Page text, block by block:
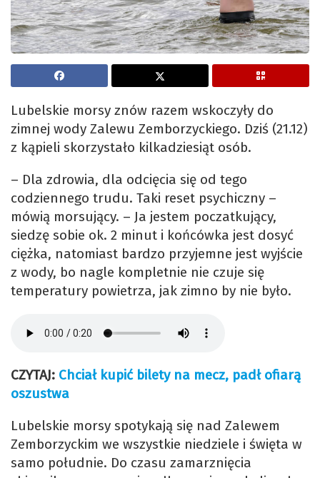
Lubelskie morsy znów razem wskoczyły do
zimnej wody Zalewu Zemborzyckiego. Dziś (21.12)
z kąpieli skorzystało kilkadziesiąt osób.
– Dla zdrowia, dla odcięcia się od tego
codziennego trudu. Taki reset psychiczny –
mówią morsujący. – Ja jestem poczatkujący,
siedzę sobie ok. 2 minut i końcówka jest dosyć
ciężka, natomiast bardzo przyjemne jest wyjście
z wody, bo nagle kompletnie nie czuje się
temperatury powietrza, jak zimno by nie było.
CZYTAJ: Chciał kupić bilety na mecz, padł ofiarą
oszustwa
Lubelskie morsy spotykają się nad Zalewem
Zemborzyckim we wszystkie niedziele i święta w
samo południe. Do czasu zamarznięcia